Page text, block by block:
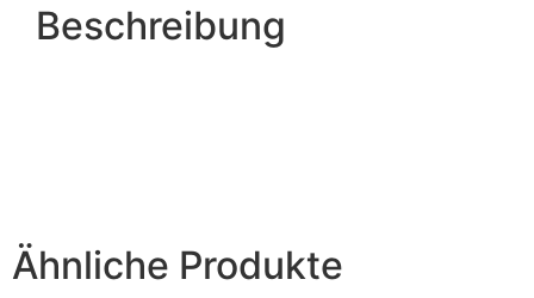
Beschreibung
Ähnliche Produkte